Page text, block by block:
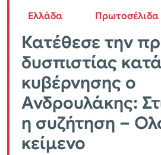
Ελλάδα Πρωτοσέλιδα
Κατέθεσε την
δυσπιστίας
κυβέρνησης ο
Ανδρουλάκης:
η συζήτηση –
κείμενο